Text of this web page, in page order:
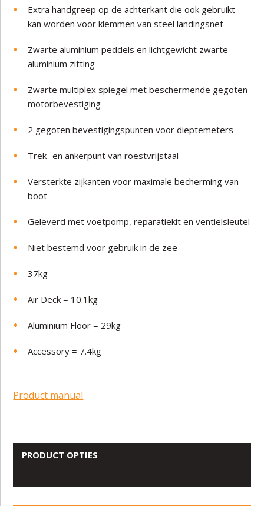
Extra handgreep op de achterkant die ook gebruikt
kan worden voor klemmen van steel landingsnet
Zwarte aluminium peddels en lichtgewicht zwarte
aluminium zitting
Zwarte multiplex spiegel met beschermende gegoten
motorbevestiging
2 gegoten bevestigingspunten voor dieptemeters
Trek- en ankerpunt van roestvrijstaal
Versterkte zijkanten voor maximale becherming van
boot
Geleverd met voetpomp, reparatiekit en ventielsleutel
Niet bestemd voor gebruik in de zee
37kg
Air Deck = 10.1kg
Aluminium Floor = 29kg
Accessory = 7.4kg
Product manual
PRODUCT OPTIES